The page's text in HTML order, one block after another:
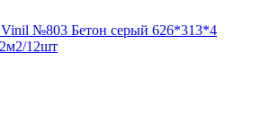
Vinil №803 Бетон серый 626*313*4
12шт